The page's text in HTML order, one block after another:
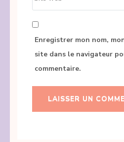
web
Enregistrer mon nom,
site dans le navigateur
commentaire.